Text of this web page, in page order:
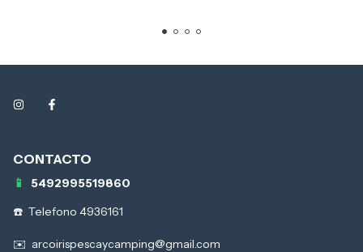
5492995519860
Telefono 4936161
arcoirispescaycamping@gmail.com